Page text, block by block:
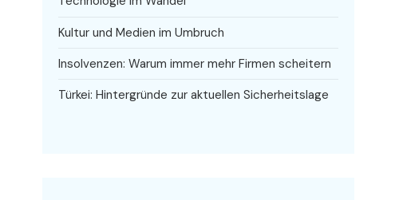
Kultur und Medien im Umbruch
Insolvenzen: Warum immer mehr Firmen scheitern
Türkei: Hintergründe zur aktuellen Sicherheitslage